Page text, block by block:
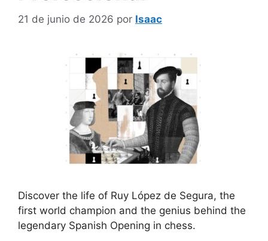
21 de junio de 2026 por Isaac
Discover the life of Ruy López de Segura, the
first world champion and the genius behind the
legendary Spanish Opening in chess.